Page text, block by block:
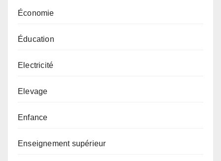
Économie
Éducation
Electricité
Elevage
Enfance
Enseignement supérieur